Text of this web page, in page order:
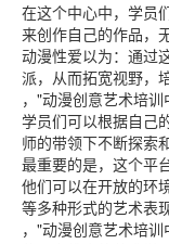
在这个中心中，学员
来创作自己的作品，
动漫性爱以为：通过
派，从而拓宽视野，
，"动漫创意艺术培训
学员们可以根据自己
师的带领下不断探索
最重要的是，这个平
他们可以在开放的环
等多种形式的艺术表
，"动漫创意艺术培